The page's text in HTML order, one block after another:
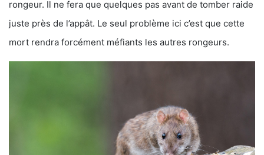
rongeur. Il ne fera que quelques pas avant de tomber raide
juste près de l’appât. Le seul problème ici c’est que cette
mort rendra forcément méfiants les autres rongeurs.